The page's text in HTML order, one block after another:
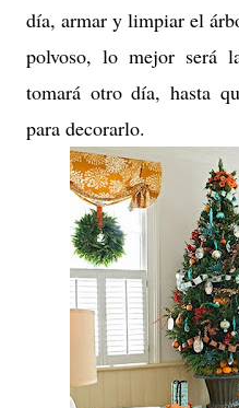
día, armar y limpiar el
polvoso, lo mejor será
tomará otro día, hasta
para decorarlo.